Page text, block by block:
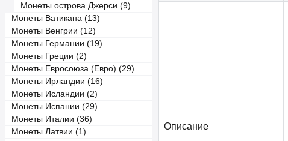
Монеты острова Джерси (9)
Монеты Ватикана (13)
Монеты Венгрии (12)
Монеты Германии (19)
Монеты Греции (2)
Монеты Евросоюза (Евро) (29)
Монеты Ирландии (16)
Монеты Исландии (2)
Монеты Испании (29)
Монеты Италии (36)
Монеты Латвии (1)
Описание